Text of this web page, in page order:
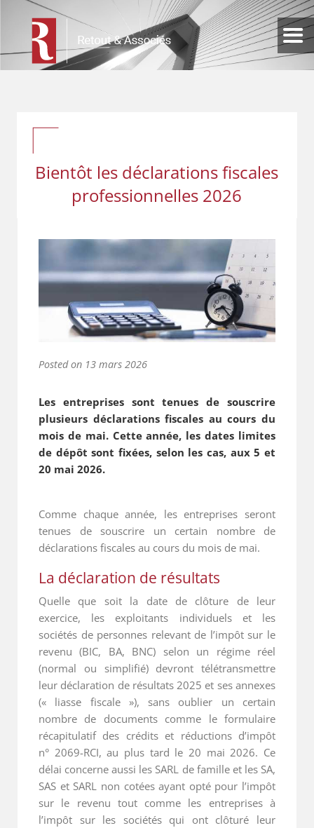
Bientôt les déclarations fiscales
professionnelles 2026
Posted on 13 mars 2026
Les entreprises sont tenues de souscrire
plusieurs déclarations fiscales au cours du
mois de mai. Cette année, les dates limites
de dépôt sont fixées, selon les cas, aux 5 et
20 mai 2026.
Comme chaque année, les entreprises seront
tenues de souscrire un certain nombre de
déclarations fiscales au cours du mois de mai.
La déclaration de résultats
Quelle que soit la date de clôture de leur
exercice, les exploitants individuels et les
sociétés de personnes relevant de l’impôt sur le
revenu (BIC, BA, BNC) selon un régime réel
(normal ou simplifié) devront télétransmettre
leur déclaration de résultats 2025 et ses annexes
(« liasse fiscale »), sans oublier un certain
nombre de documents comme le formulaire
récapitulatif des crédits et réductions d’impôt
n° 2069-RCI, au plus tard le 20 mai 2026. Ce
délai concerne aussi les SARL de famille et les SA,
SAS et SARL non cotées ayant opté pour l’impôt
sur le revenu tout comme les entreprises à
l’impôt sur les sociétés qui ont clôturé leur